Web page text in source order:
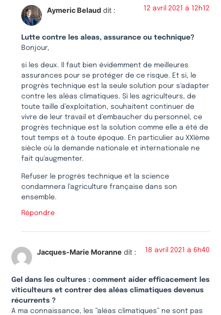
Aymeric Belaud dit : 12 avril 2021 à 12h12
Lutte contre les aleas, assurance ou technique?
Bonjour,
si les deux. Il faut bien évidemment de meilleures
assurances pour se protéger de ce risque. Et si, le
progrès technique est la seule solution pour s’adapter
contre les aléas climatiques. Si les agriculteurs, de
toute taille d’exploitation, souhaitent continuer de
vivre de leur travail et d’embaucher du personnel, ce
progrès technique est la solution comme elle a été de
tout temps et à toute époque. En particulier au XXIème
siècle où la demande nationale et internationale ne
fait qu’augmenter.
Refuser le progrès technique et la science
condamnera l’agriculture française dans son
ensemble.
Répondre
Jacques-Marie Moranne dit : 18 avril 2021 à 6h40
Gel dans les cultures : comment aider efficacement les
viticulteurs et contrer des aléas climatiques devenus
récurrents ?
A ma connaissance, les ”aléas climatiques” ne sont pas